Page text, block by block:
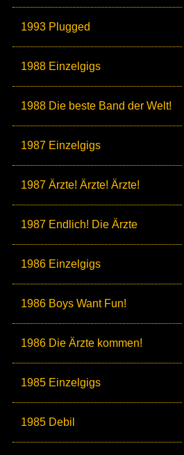
1993 Plugged
1988 Einzelgigs
1988 Die beste Band der Welt!
1987 Einzelgigs
1987 Ärzte! Ärzte! Ärzte!
1987 Endlich! Die Ärzte
1986 Einzelgigs
1986 Boys Want Fun!
1986 Die Ärzte kommen!
1985 Einzelgigs
1985 Debil